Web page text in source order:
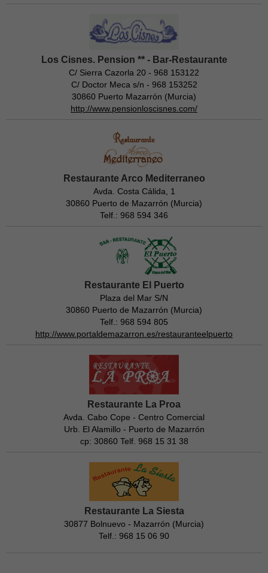
Los Cisnes. Pension ** - Bar-Restaurante
C/ Sierra Cazorla 20 - 968 153122
C/ Doctor Meca s/n - 968 153252
30860 Puerto Mazarrón (Murcia)
http://www.pensionloscisnes.com/
Restaurante Arco Mediterraneo
Avda. Costa Cálida, 1
30860 Puerto de Mazarrón (Murcia)
Telf.: 968 594 346
Restaurante El Puerto
Plaza del Mar S/N
30860 Puerto de Mazarrón (Murcia)
Telf.: 968 594 805
http://www.portaldemazarron.es/restauranteelpuerto
Restaurante La Proa
Avda. Cabo Cope - Centro Comercial
Urb. El Alamillo - Puerto de Mazarrón
cp: 30860 Telf. 968 15 31 38
Restaurante La Siesta
30877 Bolnuevo - Mazarrón (Murcia)
Telf.: 968 15 06 90